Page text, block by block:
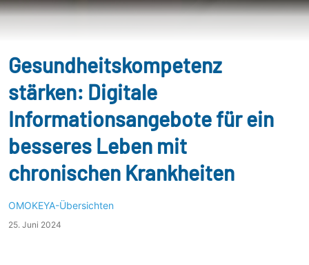
Gesundheitskompetenz
stärken: Digitale
Informationsangebote für ein
besseres Leben mit
chronischen Krankheiten
OMOKEYA-Übersichten
25. Juni 2024